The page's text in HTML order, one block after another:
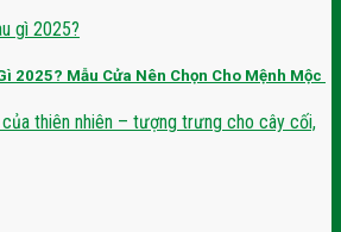
2025? Mẫu Cửa Nên Chọn Cho Mệnh Mộc
thiên nhiên – tượng trưng cho cây cối,